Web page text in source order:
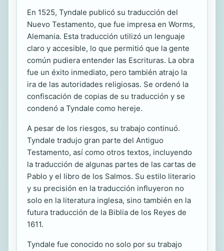
En 1525, Tyndale publicó su traducción del
Nuevo Testamento, que fue impresa en Worms,
Alemania. Esta traducción utilizó un lenguaje
claro y accesible, lo que permitió que la gente
común pudiera entender las Escrituras. La obra
fue un éxito inmediato, pero también atrajo la
ira de las autoridades religiosas. Se ordenó la
confiscación de copias de su traducción y se
condenó a Tyndale como hereje.
A pesar de los riesgos, su trabajo continuó.
Tyndale tradujo gran parte del Antiguo
Testamento, así como otros textos, incluyendo
la traducción de algunas partes de las cartas de
Pablo y el libro de los Salmos. Su estilo literario
y su precisión en la traducción influyeron no
solo en la literatura inglesa, sino también en la
futura traducción de la Biblia de los Reyes de
1611.
Tyndale fue conocido no solo por su trabajo